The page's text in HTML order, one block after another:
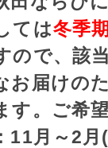
ては冬季
ので、該
お届けの
す。ご希
11月～2